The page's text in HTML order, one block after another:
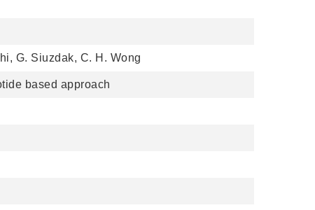
G. Siuzdak, C. H. Wong
based approach